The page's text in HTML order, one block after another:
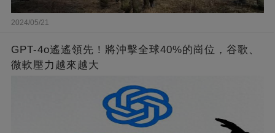
2024/05/21
GPT-4o遙遙領先！將沖擊全球40%的崗位，谷歌、
微軟壓力越來越大